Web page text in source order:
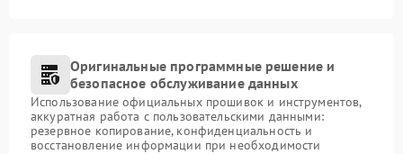
Оригинальные программные решение и
безопасное обслуживание данных
Использование официальных прошивок и инструментов,
аккуратная работа с пользовательскими данными:
резервное копирование, конфиденциальность и
восстановление информации при необходимости